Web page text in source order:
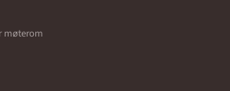
møterom